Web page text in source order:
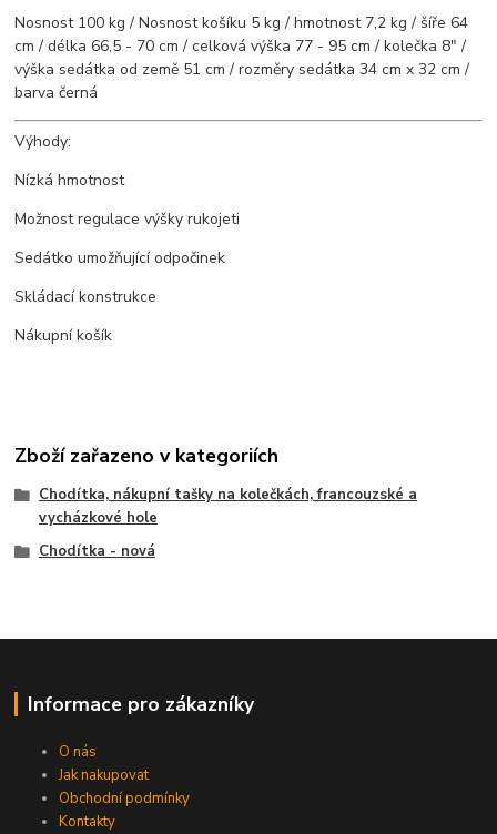
Nosnost 100 kg / Nosnost košíku 5 kg / hmotnost 7,2 kg / šíře 64
cm / délka 66,5 - 70 cm / celková výška 77 - 95 cm / kolečka 8" /
výška sedátka od země 51 cm / rozměry sedátka 34 cm x 32 cm /
barva černá
Výhody:
Nízká hmotnost
Možnost regulace výšky rukojeti
Sedátko umožňující odpočinek
Skládací konstrukce
Nákupní košík
Zboží zařazeno v kategoriích
Chodítka, nákupní tašky na kolečkách, francouzské a
vycházkové hole
Chodítka - nová
Informace pro zákazníky
O nás
Jak nakupovat
Obchodní podmínky
Kontakty